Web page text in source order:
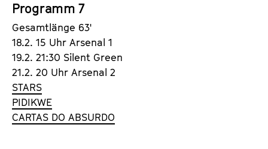
Programm 7
Gesamtlänge 63'
18.2. 15 Uhr Arsenal 1
19.2. 21:30 Silent Green
21.2. 20 Uhr Arsenal 2
STARS
PIDIKWE
CARTAS DO ABSURDO